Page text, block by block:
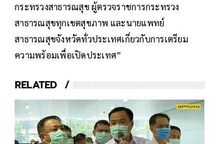
กระทรวงสาธารณสุข ผู้ตรวจราชการกระทรวง
สาธารณสุขทุกเขตสุขภาพ และนายแพทย์
สาธารณสุขจังหวัดทั่วประเทศเกี่ยวกับการเตรียม
ความพร้อมเพื่อเปิดประเทศ”
RELATED